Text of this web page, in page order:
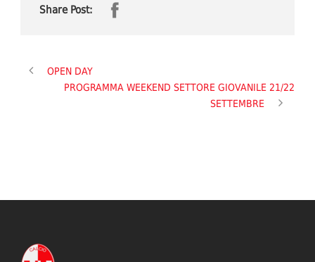
Share Post:
OPEN DAY
PROGRAMMA WEEKEND SETTORE GIOVANILE 21/22
SETTEMBRE